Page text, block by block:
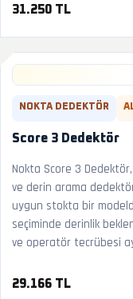
31.250 TL
NOKTA DEDEKTÖR
Score 3 Dedektör
Nokta Score 3
ve derin arama
uygun stokta bir
seçiminde derinlik
ve operatör tecrübesi
29.166 TL